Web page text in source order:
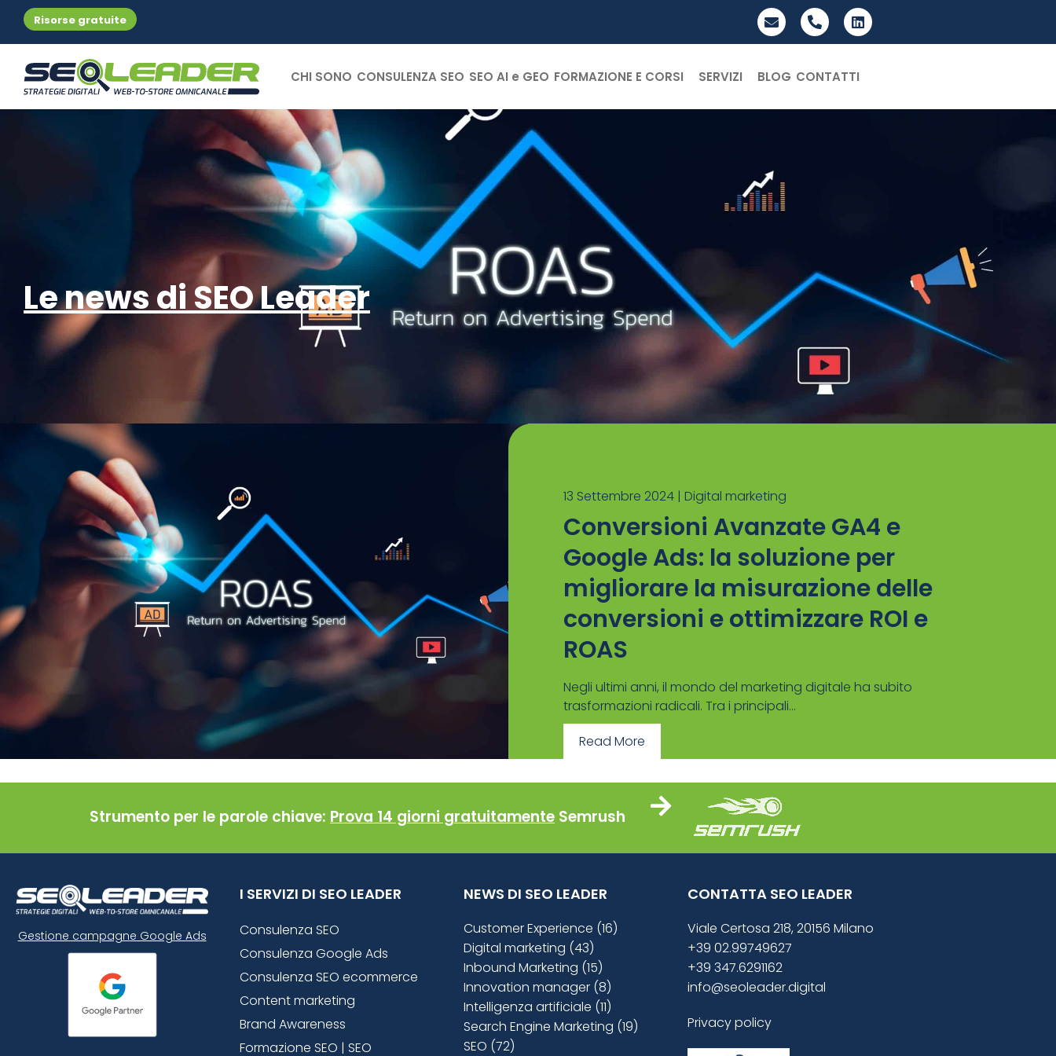
Risorse gratuite
CHI SONO CONSULENZA SEO SEO AI e GEO FORMAZIONE E CORSI SERVIZI BLOG CONTATTI
Le news di SEO Leader
13 Settembre 2024 | Digital marketing
Conversioni Avanzate GA4 e
Google Ads: la soluzione per
migliorare la misurazione delle
conversioni e ottimizzare ROI e
ROAS
Negli ultimi anni, il mondo del marketing digitale ha subito
trasformazioni radicali. Tra i principali...
Read More
Strumento per le parole chiave: Prova 14 giorni gratuitamente Semrush
Gestione campagne Google Ads
I SERVIZI DI SEO LEADER
Consulenza SEO
Consulenza Google Ads
Consulenza SEO ecommerce
Content marketing
Brand Awareness
Formazione SEO | SEO
NEWS DI SEO LEADER
Customer Experience (16)
Digital marketing (43)
Inbound Marketing (15)
Innovation manager (8)
Intelligenza artificiale (11)
Search Engine Marketing (19)
SEO (72)
CONTATTA SEO LEADER
Viale Certosa 218, 20156 Milano
+39 02.99749627
+39 347.6291162
info@seoleader.digital
Privacy policy